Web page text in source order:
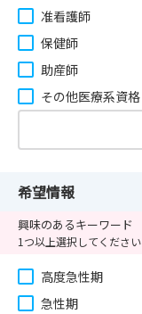
准看護師
保健師
助産師
その他医療系資格
希望情報
興味のあるキーワード
1つ以上選択してください
高度急性期
急性期